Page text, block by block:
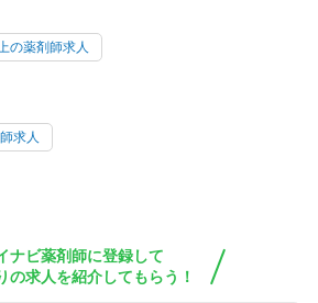
の薬剤師求人
求人
ナビ薬剤師に登録して
の求人を紹介してもらう！